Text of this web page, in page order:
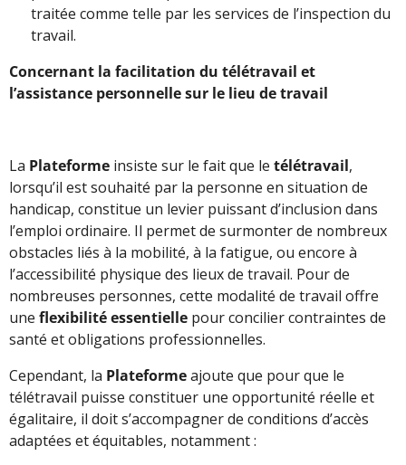
traitée comme telle par les services de l’inspection du
travail.
Concernant la facilitation du télétravail et
l’assistance personnelle sur le lieu de travail
La Plateforme insiste sur le fait que le télétravail,
lorsqu’il est souhaité par la personne en situation de
handicap, constitue un levier puissant d’inclusion dans
l’emploi ordinaire. Il permet de surmonter de nombreux
obstacles liés à la mobilité, à la fatigue, ou encore à
l’accessibilité physique des lieux de travail. Pour de
nombreuses personnes, cette modalité de travail offre
une flexibilité essentielle pour concilier contraintes de
santé et obligations professionnelles.
Cependant, la Plateformeajoute que pour que le
télétravail puisse constituer une opportunité réelle et
égalitaire, il doit s’accompagner de conditions d’accès
adaptées et équitables, notamment :